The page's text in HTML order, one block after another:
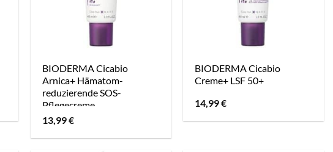
BIODERMA Cicabio
Arnica+ Hämatom-
reduzierende SOS-
Pflegecreme
13,99€
BIODERMA Cicabio
Creme+ LSF 50+
14,99€